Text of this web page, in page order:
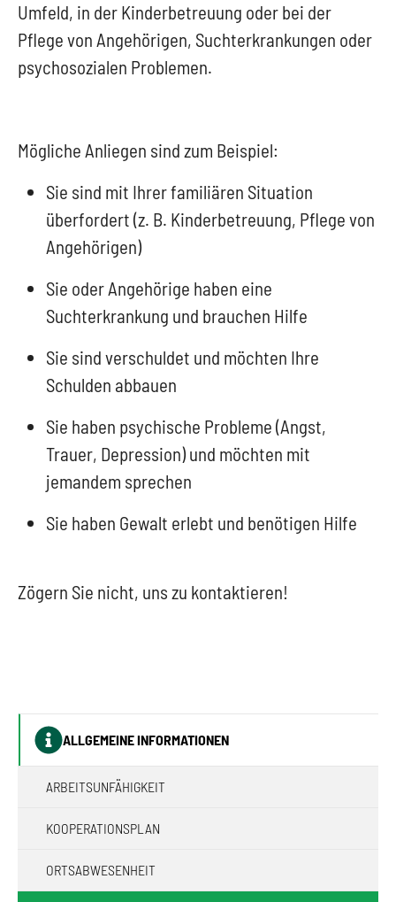
Umfeld, in der Kinderbetreuung oder bei der
Pflege von Angehörigen, Suchterkrankungen oder
psychosozialen Problemen.
Mögliche Anliegen sind zum Beispiel:
Sie sind mit Ihrer familiären Situation
überfordert (z. B. Kinderbetreuung, Pflege von
Angehörigen)
Sie oder Angehörige haben eine
Suchterkrankung und brauchen Hilfe
Sie sind verschuldet und möchten Ihre
Schulden abbauen
Sie haben psychische Probleme (Angst,
Trauer, Depression) und möchten mit
jemandem sprechen
Sie haben Gewalt erlebt und benötigen Hilfe
Zögern Sie nicht, uns zu kontaktieren!
ALLGEMEINE INFORMATIONEN
ARBEITSUNFÄHIGKEIT
KOOPERATIONSPLAN
ORTSABWESENHEIT